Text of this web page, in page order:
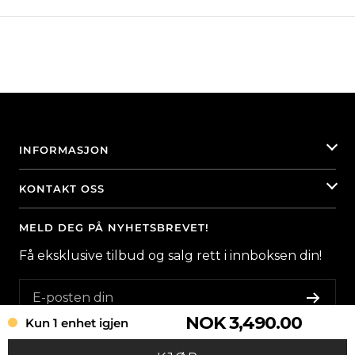
Kun 1 enhet igjen NOK 3,490.00
INFORMASJON
KONTAKT OSS
MELD DEG PÅ NYHETSBREVET!
Få eksklusive tilbud og salg rett i innboksen din!
E-posten din